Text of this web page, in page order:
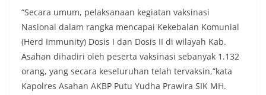
maupun hal-hal yang dapat mengganggu
kondusivitas wilayah, khususnya menjelang
perayaan HUT Kemerdekaan RI yang biasanya
diwarnai dengan berbagai kegiatan dan
keramaian warga.‎‎Dengan adanya deteksi dini ini,
diharapkan potensi gangguan keamanan dapat
diantisipasi sejak awal sehingga situasi di
Kelurahan Sunggal tetap terjaga aman, tertib,
“Secara umum, pelaksanaan kegiatan vaksinasi
Nasional dalam rangka mencapai Kekebalan Komunial
(Herd Immunity) Dosis I dan Dosis II di wilayah Kab.
Asahan dihadiri oleh peserta vaksinasi sebanyak 1.132
orang, yang secara keseluruhan telah tervaksin,”kata
Kapolres Asahan AKBP Putu Yudha Prawira SIK MH.